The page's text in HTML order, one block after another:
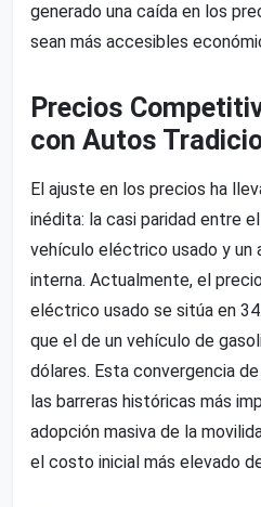
generado una caída en los
sean más accesibles
Precios
con Autos
El ajuste en los precios ha
inédita: la casi paridad entre
vehículo eléctrico usado y un
interna. Actualmente, el
eléctrico usado se sitúa en
que el de un vehículo de
dólares. Esta convergencia
las barreras históricas más
adopción masiva de la
el costo inicial más elevado